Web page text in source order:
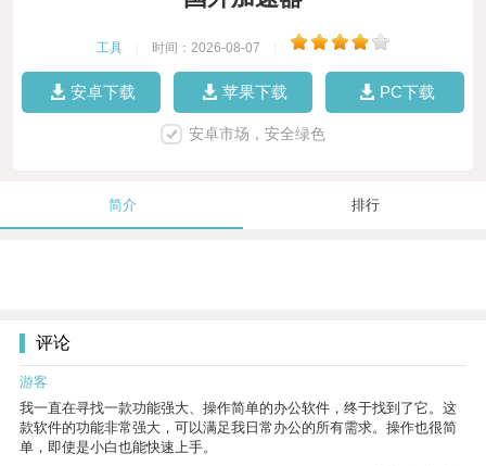
工具 时间：2026-08-07
安卓下载 苹果下载 PC下载
安卓市场，安全绿色
简介 排行
评论
游客
我一直在寻找一款功能强大、操作简单的办公软件，终于找到了它。这
款软件的功能非常强大，可以满足我日常办公的所有需求。操作也很简
单，即使是小白也能快速上手。